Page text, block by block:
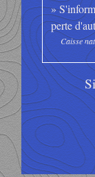
perte
Caisse